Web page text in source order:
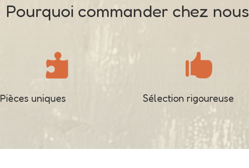
Pourquoi commander chez nous

Pièces uniques

Sélection rigoureuse